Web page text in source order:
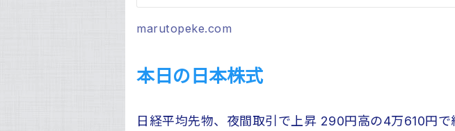
marutopeke.com
本日の日本株式
日経平均先物、夜間取引で上昇 290円高の4万610円